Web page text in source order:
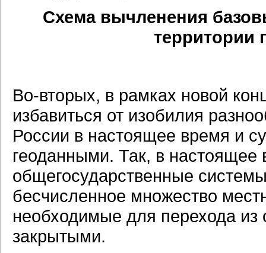
Схема вычленения
территории
Во-вторых, в рамках новой
избавиться от изобилия
России в настоящее время и
геоданными. Так, в настоящее
общегосударственные
бесчисленное множество
необходимые для перехода
закрытыми.